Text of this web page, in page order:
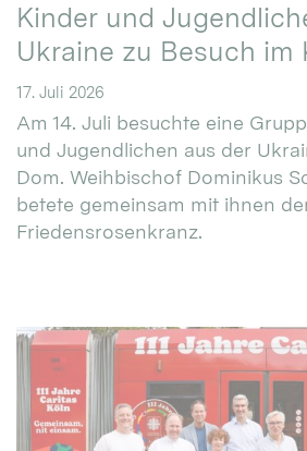
Kinder und
Ukraine zu Besuch im
17. Juli 2026
Am 14. Juli besuchte eine
und Jugendlichen aus der
Dom. Weihbischof Dominikus
betete gemeinsam mit ihnen
Friedensrosenkranz.